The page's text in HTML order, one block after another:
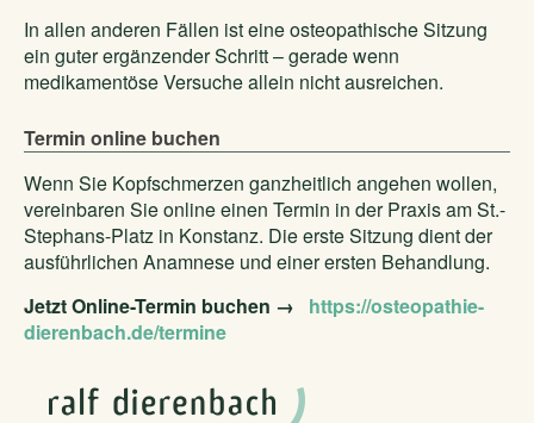
In allen anderen Fällen ist eine osteopathische Sitzung
ein guter ergänzender Schritt – gerade wenn
medikamentöse Versuche allein nicht ausreichen.
Termin online buchen
Wenn Sie Kopfschmerzen ganzheitlich angehen wollen,
vereinbaren Sie online einen Termin in der Praxis am St.-
Stephans-Platz in Konstanz. Die erste Sitzung dient der
ausführlichen Anamnese und einer ersten Behandlung.
Jetzt Online-Termin buchen → https://osteopathie-
dierenbach.de/termine